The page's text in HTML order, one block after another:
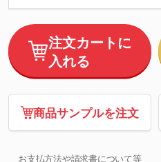
注文カートに
入れる
商品サンプルを注文
お支払方法や請求書について等